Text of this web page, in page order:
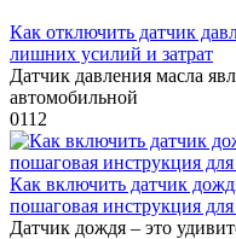
Как отключить датчик
лишних усилий и затрат
Датчик давления масла
автомобильной
0112
Как включить датчик
пошаговая инструкция для
Датчик дождя – это